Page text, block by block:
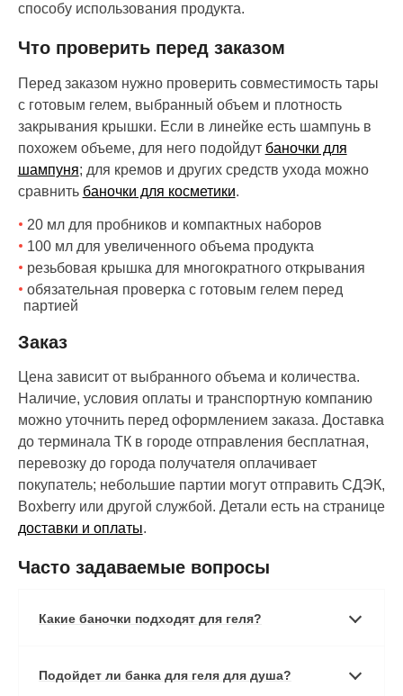
способу использования продукта.
Что проверить перед заказом
Перед заказом нужно проверить совместимость тары
с готовым гелем, выбранный объем и плотность
закрывания крышки. Если в линейке есть шампунь в
похожем объеме, для него подойдут баночки для
шампуня; для кремов и других средств ухода можно
сравнить баночки для косметики.
20 мл для пробников и компактных наборов
100 мл для увеличенного объема продукта
резьбовая крышка для многократного открывания
обязательная проверка с готовым гелем перед
партией
Заказ
Цена зависит от выбранного объема и количества.
Наличие, условия оплаты и транспортную компанию
можно уточнить перед оформлением заказа. Доставка
до терминала ТК в городе отправления бесплатная,
перевозку до города получателя оплачивает
покупатель; небольшие партии могут отправить СДЭК,
Boxberry или другой службой. Детали есть на странице
доставки и оплаты.
Часто задаваемые вопросы
Какие баночки подходят для геля?
Подойдет ли банка для геля для душа?